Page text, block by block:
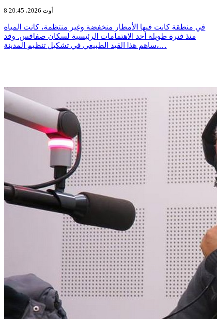
8 أوت 2026، 20:45
في منطقة كانت فيها الأمطار منخفضة وغير منتظمة، كانت المياه
منذ فترة طويلة أحد الاهتمامات الرئيسية لسكان صفاقس. وقد
ساهم هذا القيد الطبيعي في تشكيل تنظيم المدينة،…